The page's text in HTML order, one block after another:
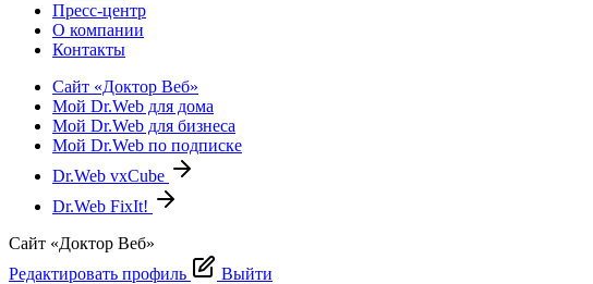
Пресс-центр
О компании
Контакты
Сайт «Доктор Веб»
Мой Dr.Web для дома
Мой Dr.Web для бизнеса
Мой Dr.Web по подписке
Dr.Web vxCube
Dr.Web FixIt!
Сайт «Доктор Веб»
Редактировать профиль
Выйти